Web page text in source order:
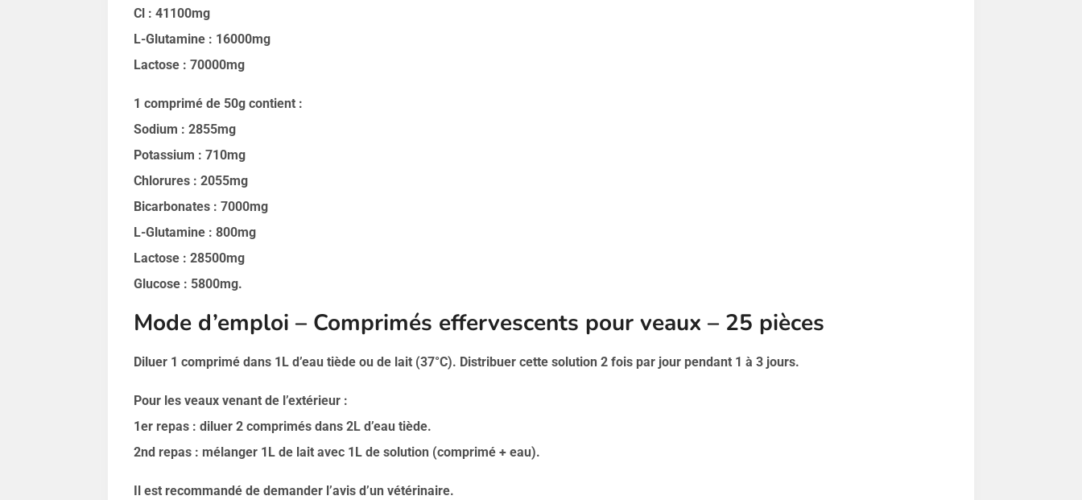
Cl : 41100mg
L-Glutamine : 16000mg
Lactose : 70000mg
1 comprimé de 50g contient :
Sodium : 2855mg
Potassium : 710mg
Chlorures : 2055mg
Bicarbonates : 7000mg
L-Glutamine : 800mg
Lactose : 28500mg
Glucose : 5800mg.
Mode d’emploi – Comprimés effervescents pour veaux – 25 pièces
Diluer 1 comprimé dans 1L d’eau tiède ou de lait (37°C). Distribuer cette solution 2 fois par jour pendant 1 à 3 jours.
Pour les veaux venant de l’extérieur :
1er repas : diluer 2 comprimés dans 2L d’eau tiède.
2nd repas : mélanger 1L de lait avec 1L de solution (comprimé + eau).
Il est recommandé de demander l’avis d’un vétérinaire.